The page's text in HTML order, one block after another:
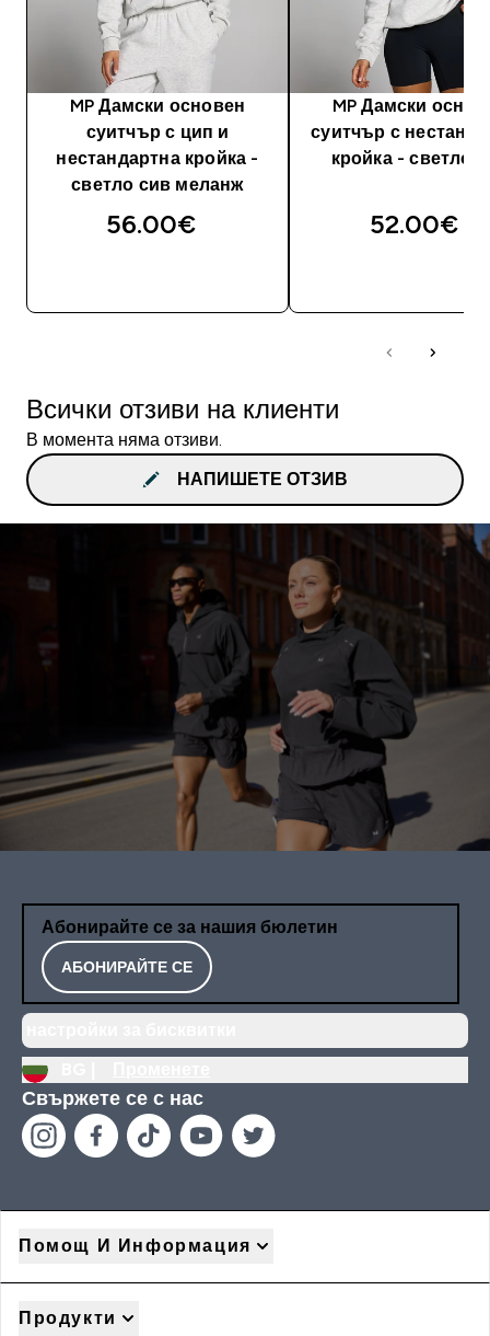
MP Дамски основен
суитчър с цип и
нестандартна кройка -
светло сив меланж
56.00€‎
MP Дамски
суитчър с
кройка - светло
52.00€‎
Всички отзиви на клиенти
В момента няма отзиви.
НАПИШЕТЕ ОТЗИВ
Абонирайте се за нашия бюлетин
АБОНИРАЙТЕ СЕ
Свържете се с нас
Помощ И Информация
Продукти